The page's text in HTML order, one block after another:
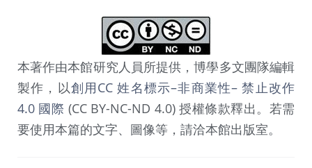
本著作由本館研究人員所提供，博學多文團隊編輯
製作，以創用CC 姓名標示–非商業性– 禁止改作
4.0 國際 (CC BY-NC-ND 4.0) 授權條款釋出。若需
要使用本篇的文字、圖像等，請洽本館出版室。